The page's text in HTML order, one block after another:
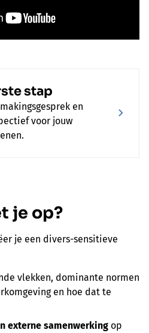
stap
en
voor jouw
je op?
je een divers-sensitieve
vlekken, dominante normen
en hoe dat te
externe samenwerking op